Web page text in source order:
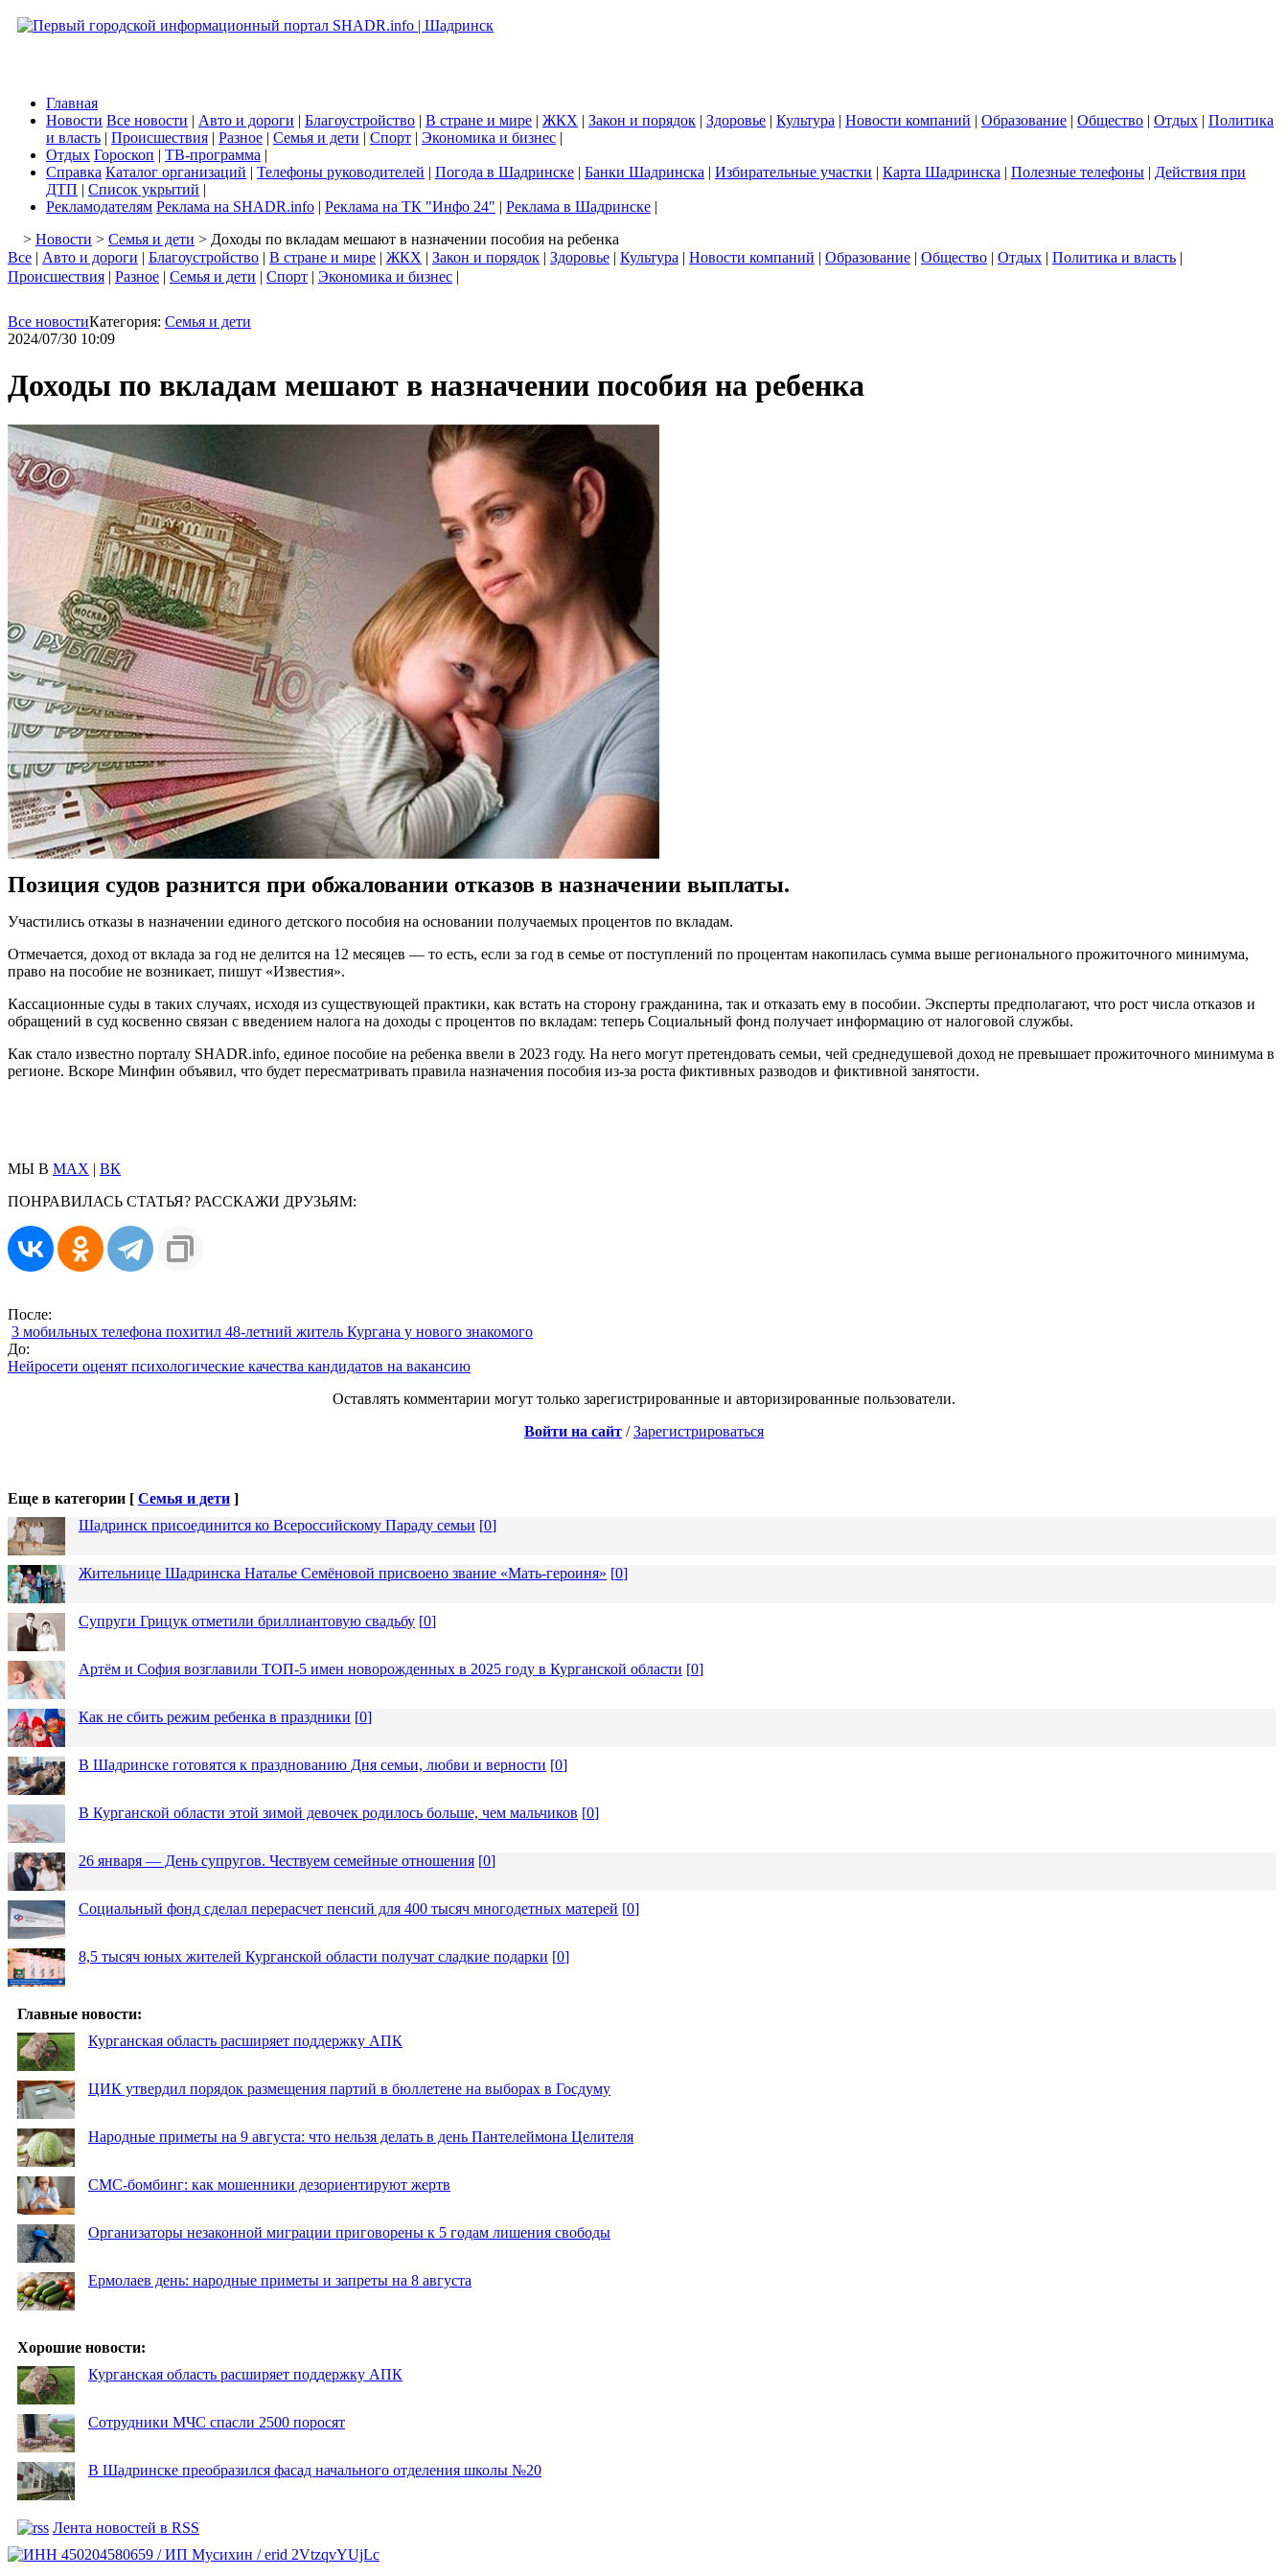
Главная
Новости Все новости | Авто и дороги | Благоустройство | В стране и мире | ЖКХ | Закон и порядок | Здоровье | Культура | Новости компаний | Образование | Общество | Отдых | Политика
и власть | Происшествия | Разное | Семья и дети | Спорт | Экономика и бизнес |
Отдых Гороскоп | ТВ-программа |
Справка Каталог организаций | Телефоны руководителей | Погода в Шадринске | Банки Шадринска | Избирательные участки | Карта Шадринска | Полезные телефоны | Действия при
ДТП | Список укрытий |
Рекламодателям Реклама на SHADR.info | Реклама на ТК "Инфо 24" | Реклама в Шадринске |
> Новости > Семья и дети > Доходы по вкладам мешают в назначении пособия на ребенка
Все | Авто и дороги | Благоустройство | В стране и мире | ЖКХ | Закон и порядок | Здоровье | Культура | Новости компаний | Образование | Общество | Отдых | Политика и власть |
Происшествия | Разное | Семья и дети | Спорт | Экономика и бизнес |
Все новостиКатегория: Семья и дети
2024/07/30 10:09
Доходы по вкладам мешают в назначении пособия на ребенка
Позиция судов разнится при обжаловании отказов в назначении выплаты.
Участились отказы в назначении единого детского пособия на основании получаемых процентов по вкладам.
Отмечается, доход от вклада за год не делится на 12 месяцев — то есть, если за год в семье от поступлений по процентам накопилась сумма выше регионального прожиточного минимума,
право на пособие не возникает, пишут «Известия».
Кассационные суды в таких случаях, исходя из существующей практики, как встать на сторону гражданина, так и отказать ему в пособии. Эксперты предполагают, что рост числа отказов и
обращений в суд косвенно связан с введением налога на доходы с процентов по вкладам: теперь Социальный фонд получает информацию от налоговой службы.
Как стало известно порталу SHADR.info, единое пособие на ребенка ввели в 2023 году. На него могут претендовать семьи, чей среднедушевой доход не превышает прожиточного минимума в
регионе. Вскоре Минфин объявил, что будет пересматривать правила назначения пособия из-за роста фиктивных разводов и фиктивной занятости.
МЫ В MAX | ВК
ПОНРАВИЛАСЬ СТАТЬЯ? РАССКАЖИ ДРУЗЬЯМ:
После:
3 мобильных телефона похитил 48-летний житель Кургана у нового знакомого
До:
Нейросети оценят психологические качества кандидатов на вакансию
Оставлять комментарии могут только зарегистрированные и авторизированные пользователи.
Войти на сайт /Зарегистрироваться
Еще в категории [ Семья и дети ]
Шадринск присоединится ко Всероссийскому Параду семьи [0]
Жительнице Шадринска Наталье Семёновой присвоено звание «Мать-героиня» [0]
Супруги Грицук отметили бриллиантовую свадьбу [0]
Артём и София возглавили ТОП-5 имен новорожденных в 2025 году в Курганской области [0]
Как не сбить режим ребенка в праздники [0]
В Шадринске готовятся к празднованию Дня семьи, любви и верности [0]
В Курганской области этой зимой девочек родилось больше, чем мальчиков [0]
26 января — День супругов. Чествуем семейные отношения [0]
Социальный фонд сделал перерасчет пенсий для 400 тысяч многодетных матерей [0]
8,5 тысяч юных жителей Курганской области получат сладкие подарки [0]
Главные новости:
Курганская область расширяет поддержку АПК
ЦИК утвердил порядок размещения партий в бюллетене на выборах в Госдуму
Народные приметы на 9 августа: что нельзя делать в день Пантелеймона Целителя
СМС-бомбинг: как мошенники дезориентируют жертв
Организаторы незаконной миграции приговорены к 5 годам лишения свободы
Ермолаев день: народные приметы и запреты на 8 августа
Хорошие новости:
Курганская область расширяет поддержку АПК
Сотрудники МЧС спасли 2500 поросят
В Шадринске преобразился фасад начального отделения школы №20
Лента новостей в RSS